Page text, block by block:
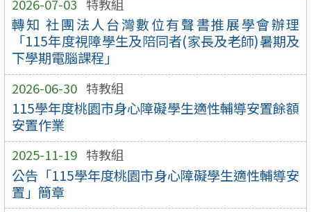
2026-07-03 特教組
轉知 社團法人台灣數位有聲書推展學會辦理
「115年度視障學生及陪同者(家長及老師)暑期及
下學期電腦課程」
2026-06-30 特教組
115學年度桃園市身心障礙學生適性輔導安置餘額
安置作業
2025-11-19 特教組
公告「115學年度桃園市身心障礙學生適性輔導安
置」簡章